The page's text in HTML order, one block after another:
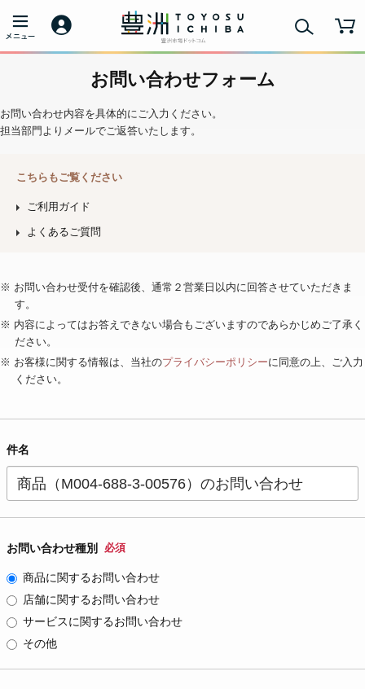
お問い合わせフォーム
お問い合わせ内容を具体的にご入力ください。
担当部門よりメールでご返答いたします。
こちらもご覧ください
ご利用ガイド
よくあるご質問
※ お問い合わせ受付を確認後、通常２営業日以内に回答させていただきま
す。
※ 内容によってはお答えできない場合もございますのであらかじめご了承く
ださい。
※ お客様に関する情報は、当社のプライバシーポリシーに同意の上、ご入力
ください。
件名
お問い合わせ種別 必須
商品に関するお問い合わせ
店舗に関するお問い合わせ
サービスに関するお問い合わせ
その他